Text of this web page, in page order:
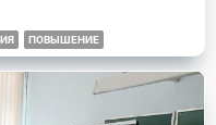
ПОВЫШЕНИЕ